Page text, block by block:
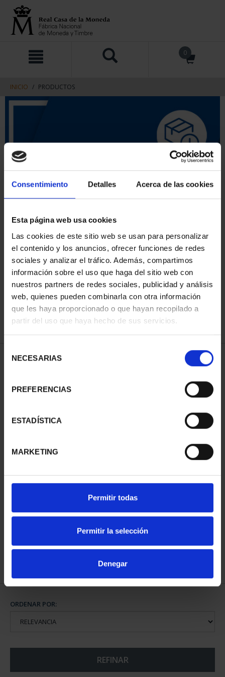
Consentimiento Detalles Acerca de las cookies
Esta página web usa cookies
Las cookies de este sitio web se usan para personalizar
el contenido y los anuncios, ofrecer funciones de redes
sociales y analizar el tráfico. Además, compartimos
información sobre el uso que haga del sitio web con
nuestros partners de redes sociales, publicidad y análisis
web, quienes pueden combinarla con otra información
que les haya proporcionado o que hayan recopilado a
partir del uso que haya hecho de sus servicios.
NECESARIAS
PREFERENCIAS
ESTADÍSTICA
MARKETING
Permitir todas
Permitir la selección
Denegar
contenido
navegacin
0
INICIO PRODUCTOS
ORDENAR POR:
REFINAR
1 Productos encontrados
SUSCRIPCIÓN CIUDADES
PATRIMONIO DE LA
HU...
registrados
ORDENAR POR:
REFINAR